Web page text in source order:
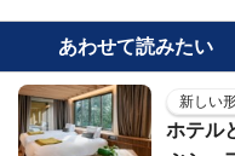
あわせて読みたい
新しい
ホテル